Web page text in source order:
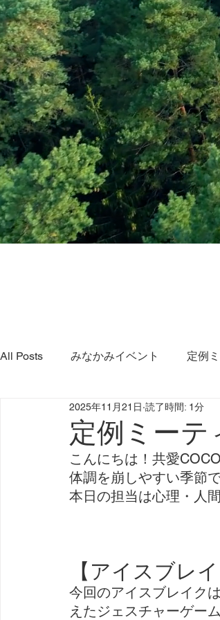
All Posts みなかみイベント 定例
やま・さと応緑隊 イベント
みなかみ町観光協会 プロジェクト
定例ミーテ
2025年11月21日 読了時間: 1分
こんにちは！共愛COCO
体調を崩しやすい季節
本日の担当は心理・人
【アイスブレイ
今回のアイスブレイク
えたジェスチャーゲー